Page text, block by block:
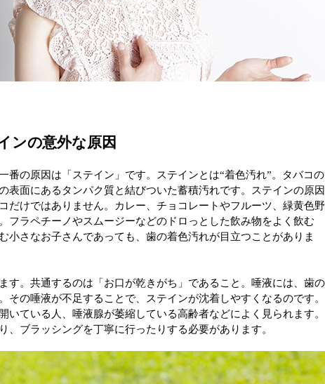
ンの意外な原因
番の原因は「ステイン」です。ステインとは“着色汚れ”。タバコの
表面にあるタンパク質と結びついた蓄積汚れです。ステインの原因
だけではありません。カレー、チョコレートやフルーツ、緑黄色野
フラペチーノやスムージーなどのドロっとした飲み物をよく飲む
小さなお子さんであっても、歯の着色汚れが目立つことがありま
す。共通するのは「お口が乾きがち」であること。唾液には、歯の
その唾液が不足することで、ステインが沈着しやすくなるのです。
いている人、唾液腺が萎縮している高齢者などによく見られます。
、ブラッシングを丁寧に行ったりする必要があります。